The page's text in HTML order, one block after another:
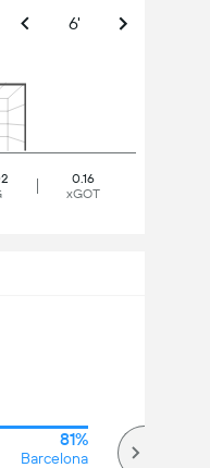
6'
0.16
xGOT
81%
Barcelona